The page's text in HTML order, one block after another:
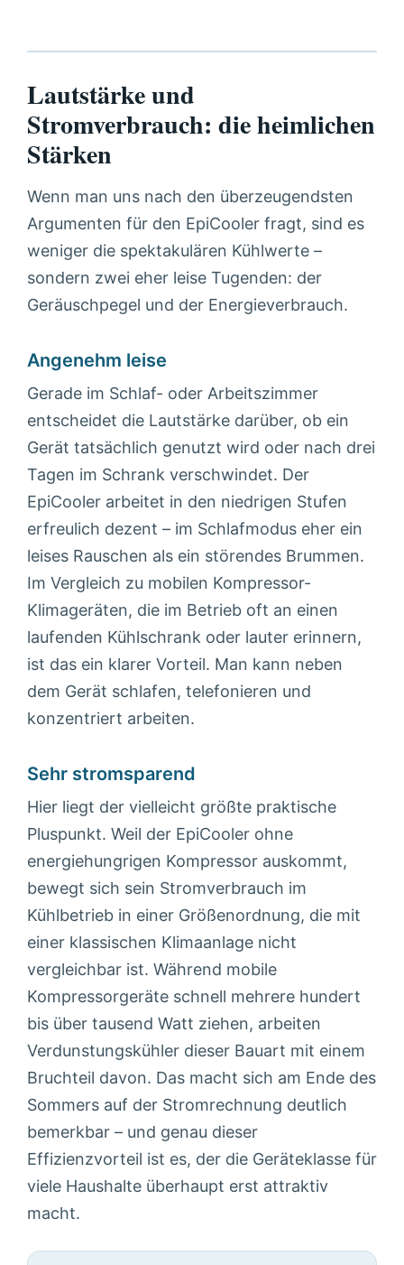
Lautstärke und
Stromverbrauch: die heimlichen
Stärken
Wenn man uns nach den überzeugendsten
Argumenten für den EpiCooler fragt, sind es
weniger die spektakulären Kühlwerte –
sondern zwei eher leise Tugenden: der
Geräuschpegel und der Energieverbrauch.
Angenehm leise
Gerade im Schlaf- oder Arbeitszimmer
entscheidet die Lautstärke darüber, ob ein
Gerät tatsächlich genutzt wird oder nach drei
Tagen im Schrank verschwindet. Der
EpiCooler arbeitet in den niedrigen Stufen
erfreulich dezent – im Schlafmodus eher ein
leises Rauschen als ein störendes Brummen.
Im Vergleich zu mobilen Kompressor-
Klimageräten, die im Betrieb oft an einen
laufenden Kühlschrank oder lauter erinnern,
ist das ein klarer Vorteil. Man kann neben
dem Gerät schlafen, telefonieren und
konzentriert arbeiten.
Sehr stromsparend
Hier liegt der vielleicht größte praktische
Pluspunkt. Weil der EpiCooler ohne
energiehungrigen Kompressor auskommt,
bewegt sich sein Stromverbrauch im
Kühlbetrieb in einer Größenordnung, die mit
einer klassischen Klimaanlage nicht
vergleichbar ist. Während mobile
Kompressorgeräte schnell mehrere hundert
bis über tausend Watt ziehen, arbeiten
Verdunstungskühler dieser Bauart mit einem
Bruchteil davon. Das macht sich am Ende des
Sommers auf der Stromrechnung deutlich
bemerkbar – und genau dieser
Effizienzvorteil ist es, der die Geräteklasse für
viele Haushalte überhaupt erst attraktiv
macht.